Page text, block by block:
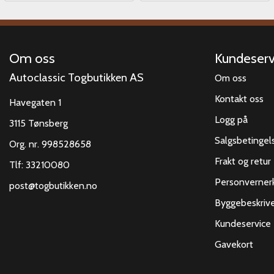
Om oss
Autoclassic Togbutikken AS
Havegaten 1
3115 Tønsberg
Org. nr. 998528658
Tlf: 33210080
post@togbutikken.no
Om oss
Kontakt oss
Logg på
Frakt og retur
Kundeservice
Gavekort